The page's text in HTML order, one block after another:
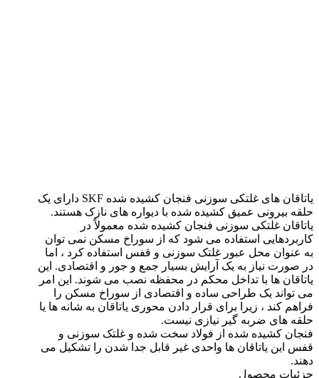
یاتاقان های غلتکی سوزنی فنجان کشیده شده SKF دارای یک
حلقه بیرونی عمیق کشیده شده با دیواره های نازک هستند.
یاتاقان غلتکی سوزنی فنجان کشیده شده معمولاً در
کاربردهایی استفاده می شود که از سوراخ مسکن نمی توان
به عنوان محل عبور غلتک سوزنی و قفس استفاده کرد ، اما
در صورت نیاز به یک آرایش بسیار جمع و جور و اقتصادی. این
یاتاقان ها با تداخل محکم در محفظه نصب می شوند. این امر
می تواند یک طراحی ساده و اقتصادی از سوراخ مسکن را
فراهم کند ، زیرا برای قرار دادن محوری یاتاقان به شانه ها یا
حلقه های ضربه گیر نیازی نیست.
فنجان کشیده شده از فولاد سخت شده و غلتک سوزنی و
قفس این یاتاقان ها واحدی غیر قابل جدا شدن را تشکیل می
دهند.
جزئیات محصول